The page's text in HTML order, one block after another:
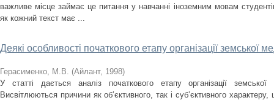
важливе місце займає це питання у навчанні іноземним мовам
як кожний текст має ...
Деякі особливості початкового етапу організації земської
Герасименко, М.В. (Айлант, 1998)
У статті дається аналіз початкового етапу організації
Висвітлюються причини як об’єктивного, так і суб’єктивного